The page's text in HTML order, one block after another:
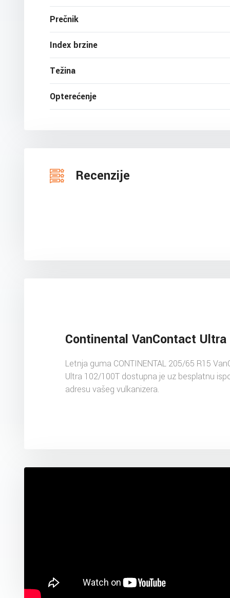
Prečnik
Index brzine
Težina
Opterećenje
Recenzije
Continental VanContact Ultra
Letnja guma CONTINENTAL 205/65 R15
Ultra 102/100T dostupna je uz besplatnu
adresu vašeg vulkanizera.